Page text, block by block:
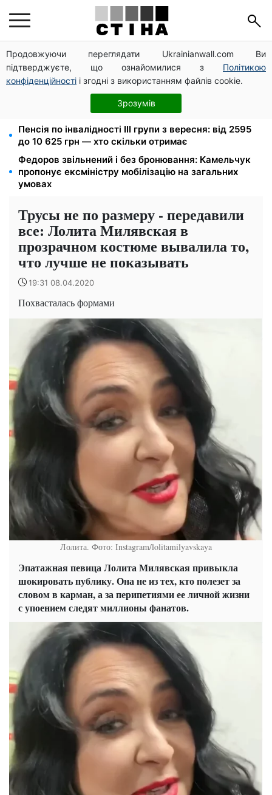
Продовжуючи переглядати Ukrainianwall.com Ви
підтверджуєте, що ознайомилися з Політикою
конфіденційності і згодні з використанням файлів cookie.
Зрозумів
Церковне свято 9 серпня: апостол Матфій, три
суворі заборони Успенського посту та прикмети на
зиму
До 19 400 грн на дрова: ПФУ приймає заяви на
субсидію для власників пічного опалення
Пенсія по інвалідності III групи з вересня: від 2595
до 10 625 грн — хто скільки отримає
Федоров звільнений і без бронювання: Камельчук
пропонує ексміністру мобілізацію на загальних
умовах
Трусы не по размеру - передавили
все: Лолита Милявская в
прозрачном костюме вывалила то,
что лучше не показывать
19:31 08.04.2020
Похвасталась формами
Лолита. Фото: Instagram/lolitamilyavskaya
Эпатажная певица Лолита Милявская привыкла
шокировать публику. Она не из тех, кто полезет за
словом в карман, а за перипетиями ее личной жизни
с упоением следят миллионы фанатов.